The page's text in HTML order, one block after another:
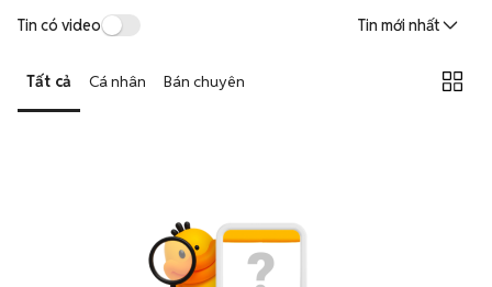
Tin có video Tin mới nhất
Tất cả Cá nhân Bán chuyên